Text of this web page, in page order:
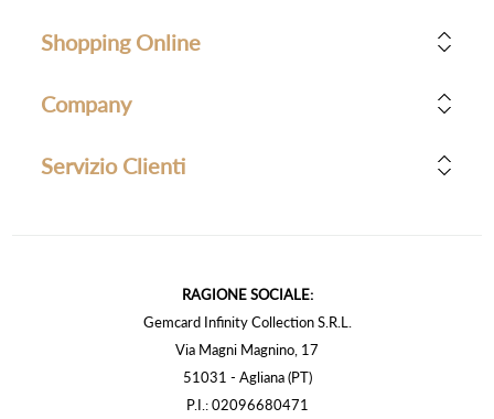
Shopping Online
Company
Servizio Clienti
RAGIONE SOCIALE:
Gemcard Infinity Collection S.R.L.
Via Magni Magnino, 17
51031 - Agliana (PT)
P.I.: 02096680471